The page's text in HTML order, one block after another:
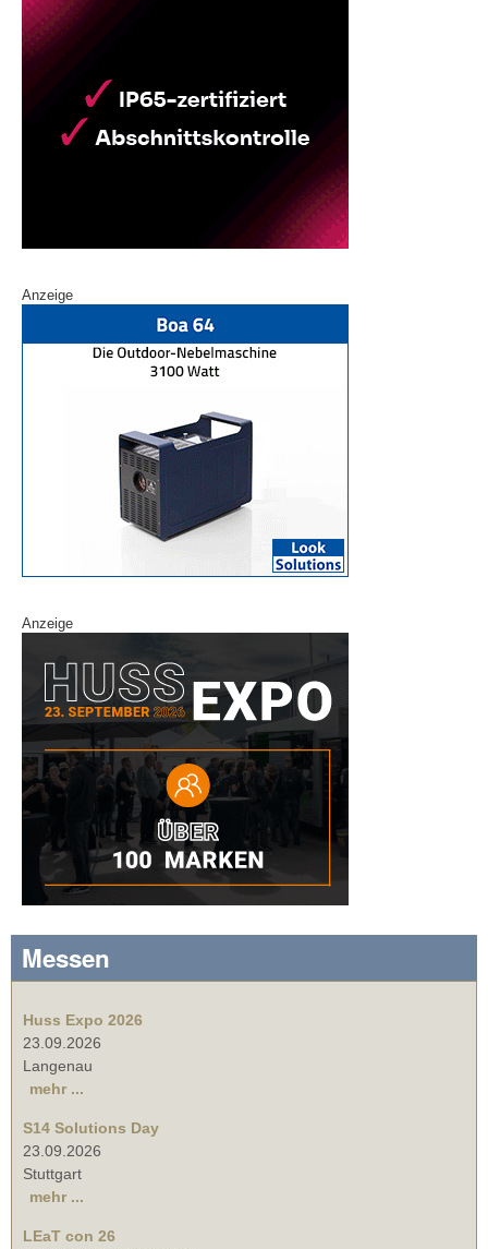
Anzeige
Anzeige
Messen
Huss Expo 2026
23.09.2026
Langenau
mehr ...
S14 Solutions Day
23.09.2026
Stuttgart
mehr ...
LEaT con 26